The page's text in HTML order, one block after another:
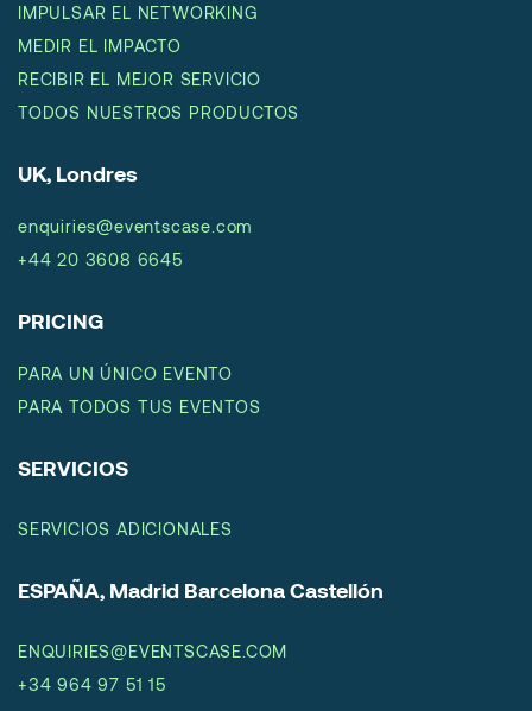
IMPULSAR EL NETWORKING
MEDIR EL IMPACTO
RECIBIR EL MEJOR SERVICIO
TODOS NUESTROS PRODUCTOS
UK, Londres
enquiries@eventscase.com
+44 20 3608 6645
PRICING
PARA UN ÚNICO EVENTO
PARA TODOS TUS EVENTOS
SERVICIOS
SERVICIOS ADICIONALES
ESPAÑA, Madrid Barcelona Castellón
ENQUIRIES@EVENTSCASE.COM
+34 964 97 51 15